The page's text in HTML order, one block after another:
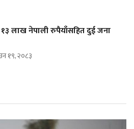
लाख नेपाली रुपैयाँसहित दुई जना
१९, २०८३